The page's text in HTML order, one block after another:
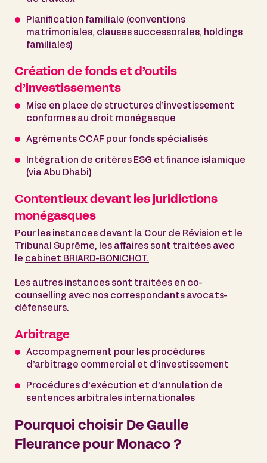
Planification familiale (conventions
matrimoniales, clauses successorales, holdings
familiales)
Création de fonds et d’outils
d’investissements
Mise en place de structures d’investissement
conformes au droit monégasque
Agréments CCAF pour fonds spécialisés
Intégration de critères ESG et finance islamique
(via Abu Dhabi)
Contentieux devant les juridictions
monégasques
Pour les instances devant la Cour de Révision et le
Tribunal Suprême, les affaires sont traitées avec
le cabinet BRIARD-BONICHOT.
Les autres instances sont traitées en co-
counselling avec nos correspondants avocats-
défenseurs.
Arbitrage
Accompagnement pour les procédures
d’arbitrage commercial et d’investissement
Procédures d’exécution et d’annulation de
sentences arbitrales internationales
Pourquoi choisir De Gaulle
Fleurance pour Monaco ?